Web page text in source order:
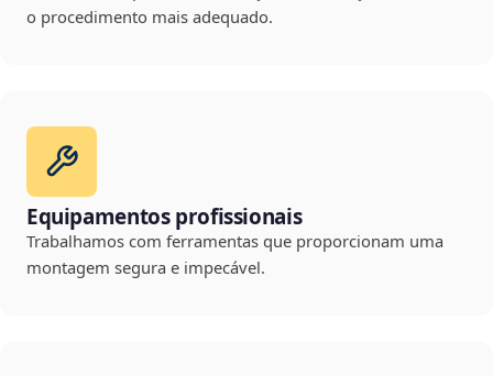
o procedimento mais adequado.
Equipamentos profissionais
Trabalhamos com ferramentas que proporcionam uma
montagem segura e impecável.